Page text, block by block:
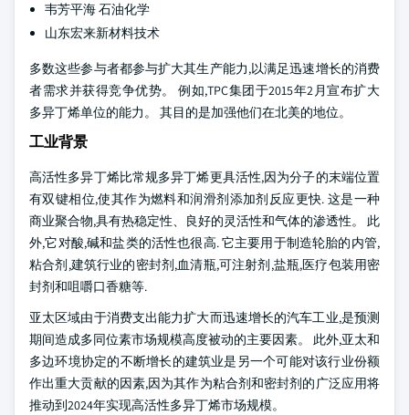
韦芳平海 石油化学
山东宏来新材料技术
多数这些参与者都参与扩大其生产能力,以满足迅速增长的消费
者需求并获得竞争优势。 例如,TPC集团于2015年2月宣布扩大
多异丁烯单位的能力。 其目的是加强他们在北美的地位。
工业背景
高活性多异丁烯比常规多异丁烯更具活性,因为分子的末端位置
有双键相位,使其作为燃料和润滑剂添加剂反应更快. 这是一种
商业聚合物,具有热稳定性、良好的灵活性和气体的渗透性。 此
外,它对酸,碱和盐类的活性也很高. 它主要用于制造轮胎的内管,
粘合剂,建筑行业的密封剂,血清瓶,可注射剂,盐瓶,医疗包装用密
封剂和咀嚼口香糖等.
亚太区域由于消费支出能力扩大而迅速增长的汽车工业,是预测
期间造成多同位素市场规模高度被动的主要因素。 此外,亚太和
多边环境协定的不断增长的建筑业是另一个可能对该行业份额
作出重大贡献的因素,因为其作为粘合剂和密封剂的广泛应用将
推动到2024年实现高活性多异丁烯市场规模。